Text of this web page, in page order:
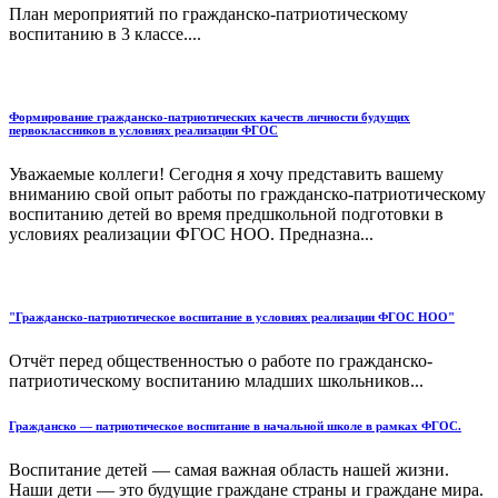
План мероприятий по гражданско-патриотическому
воспитанию в 3 классе....
Формирование гражданско-патриотических качеств личности будущих
первоклассников в условиях реализации ФГОС
Уважаемые коллеги! Сегодня я хочу представить вашему
вниманию свой опыт работы по гражданско-патриотическому
воспитанию детей во время предшкольной подготовки в
условиях реализации ФГОС НОО. Предназна...
"Гражданско-патриотическое воспитание в условиях реализации ФГОС НОО"
Отчёт перед общественностью о работе по гражданско-
патриотическому воспитанию младших школьников...
Гражданско — патриотическое воспитание в начальной школе в рамках ФГОС.
Воспитание детей — самая важная область нашей жизни.
Наши дети — это будущие граждане страны и граждане мира.